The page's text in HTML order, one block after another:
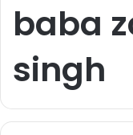
baba
singh